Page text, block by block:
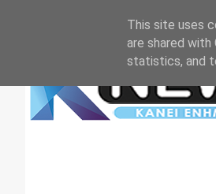
This site uses
are shared
statistics, and